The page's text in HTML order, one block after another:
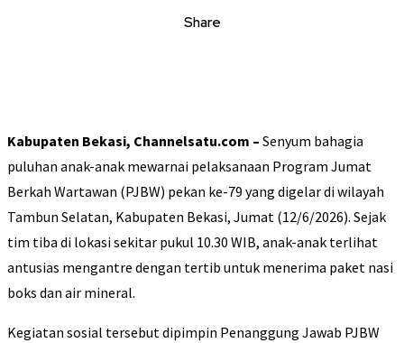
Share
Kabupaten Bekasi, Channelsatu.com – Senyum bahagia
puluhan anak-anak mewarnai pelaksanaan Program Jumat
Berkah Wartawan (PJBW) pekan ke-79 yang digelar di wilayah
Tambun Selatan, Kabupaten Bekasi, Jumat (12/6/2026). Sejak
tim tiba di lokasi sekitar pukul 10.30 WIB, anak-anak terlihat
antusias mengantre dengan tertib untuk menerima paket nasi
boks dan air mineral.
Kegiatan sosial tersebut dipimpin Penanggung Jawab PJBW